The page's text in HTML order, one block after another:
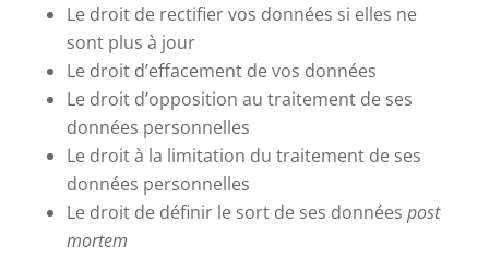
Le droit de rectifier vos données si elles ne
sont plus à jour
Le droit d’effacement de vos données
Le droit d’opposition au traitement de ses
données personnelles
Le droit à la limitation du traitement de ses
données personnelles
Le droit de définir le sort de ses données post
mortem